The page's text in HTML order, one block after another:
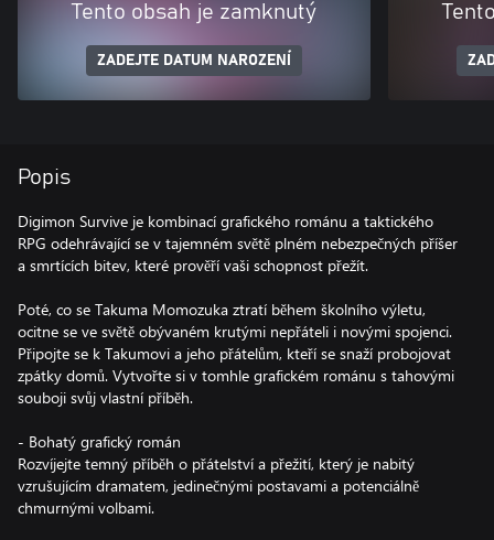
Tento obsah je zamknutý
ZADEJTE DATUM NAROZENÍ
Popis
Digimon Survive je kombinací grafického románu a taktického
RPG odehrávající se v tajemném světě plném nebezpečných příšer
a smrtících bitev, které prověří vaši schopnost přežít.
Poté, co se Takuma Momozuka ztratí během školního výletu,
ocitne se ve světě obývaném krutými nepřáteli i novými spojenci.
Připojte se k Takumovi a jeho přátelům, kteří se snaží probojovat
zpátky domů. Vytvořte si v tomhle grafickém románu s tahovými
souboji svůj vlastní příběh.
- Bohatý grafický román
Rozvíjejte temný příběh o přátelství a přežití, který je nabitý
vzrušujícím dramatem, jedinečnými postavami a potenciálně
chmurnými volbami.